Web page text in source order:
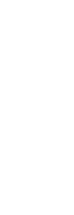
La Aemet
temperaturas